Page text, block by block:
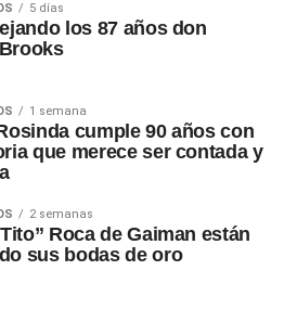
5 días
los 87 años don
1 semana
cumple 90 años con
que merece ser contada y
2 semanas
Roca de Gaiman están
sus bodas de oro